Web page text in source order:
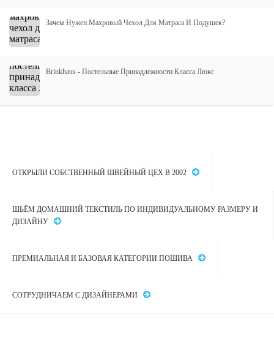
Зачем Нужен Махровый Чехол Для Матраса И Подушек?
Brinkhaus - Постельные Принадлежности Класса Люкс
ОТКРЫЛИ СОБСТВЕННЫЙ ШВЕЙНЫЙ ЦЕХ В 2002
ШЬЁМ ДОМАШНИЙ ТЕКСТИЛЬ ПО ИНДИВИДУАЛЬНОМУ РАЗМЕРУ И
ДИЗАЙНУ
ПРЕМИАЛЬНАЯ И БАЗОВАЯ КАТЕГОРИИ ПОШИВА
СОТРУДНИЧАЕМ С ДИЗАЙНЕРАМИ